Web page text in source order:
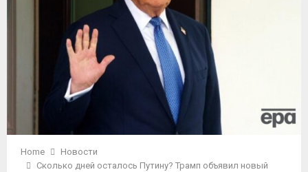
Home
Новости
Сколько дней осталось Путину? Трамп объявил новый